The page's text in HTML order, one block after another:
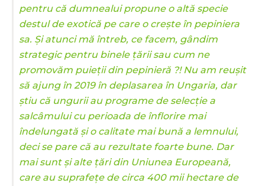
pentru că dumnealui propune o altă specie
destul de exotică pe care o crește în pepiniera
sa. Și atunci mă întreb, ce facem, gândim
strategic pentru binele țării sau cum ne
promovăm puieții din pepinieră ?! Nu am reușit
să ajung în 2019 în deplasarea în Ungaria, dar
știu că ungurii au programe de selecție a
salcâmului cu perioada de înflorire mai
îndelungată și o calitate mai bună a lemnului,
deci se pare că au rezultate foarte bune. Dar
mai sunt și alte țări din Uniunea Europeană,
care au suprafețe de circa 400 mii hectare de